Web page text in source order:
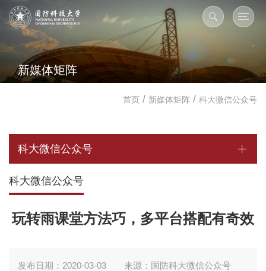
新媒体矩阵
首页 / 新媒体矩阵 / 科大微信公众号
科大微信公众号
科大微信公众号
玩转雨课堂方法巧，多平台搭配有奇效
发布日期：2020-03-03
来源：国防科大微信公众号